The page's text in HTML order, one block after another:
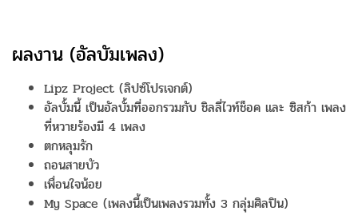
ผลงาน (อัลบัมเพลง)
Lipz Project (ลิปซ์โปรเจกต์)
อัลบั้มนี้ เป็นอัลบั้มที่ออกรวมกับ ชิลลี่ไวท์ช็อค และ ซิสก้า เพลง
ที่หวายร้องมี 4 เพลง
ตกหลุมรัก
ถอนสายบัว
เพื่อนใจน้อย
My Space (เพลงนี้เป็นเพลงรวมทั้ง 3 กลุ่มศิลปิน)